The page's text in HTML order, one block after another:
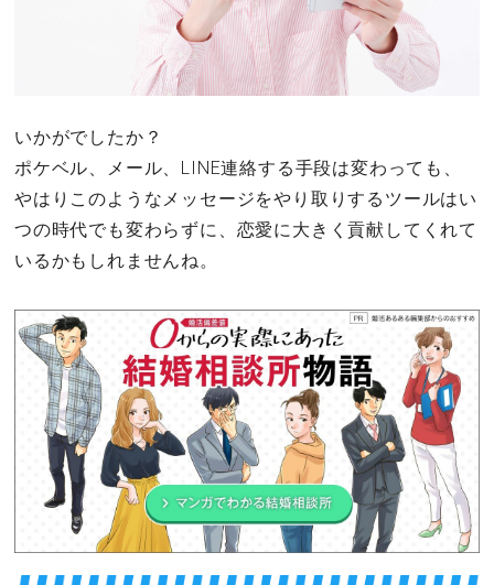
いかがでしたか？
ポケベル、メール、LINE連絡する手段は変わっても、
やはりこのようなメッセージをやり取りするツールはい
つの時代でも変わらずに、恋愛に大きく貢献してくれて
いるかもしれませんね。